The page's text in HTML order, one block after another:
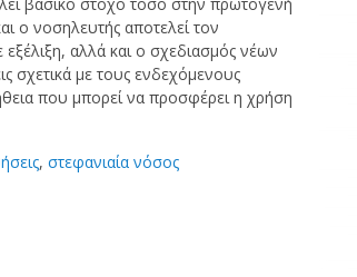
ο νοσηλευτής αποτελεί τον
αλλά και ο σχεδιασμός νέων
σχετικά με τους ενδεχόμενους
που μπορεί να προσφέρει η χρήση
, στεφανιαία νόσος